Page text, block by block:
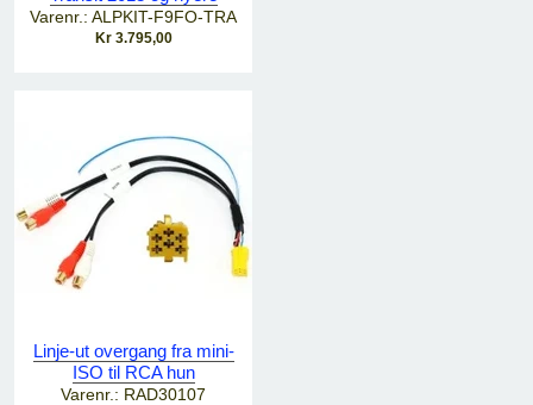
Varenr.: ALPKIT-F9FO-TRA
Kr 3.795,00
Linje-ut overgang fra mini-
ISO til RCA hun
Varenr.: RAD30107